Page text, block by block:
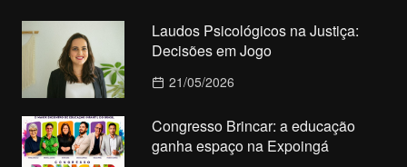
Laudos Psicológicos na Justiça:
Decisões em Jogo
21/05/2026
Congresso Brincar: a educação
ganha espaço na Expoingá